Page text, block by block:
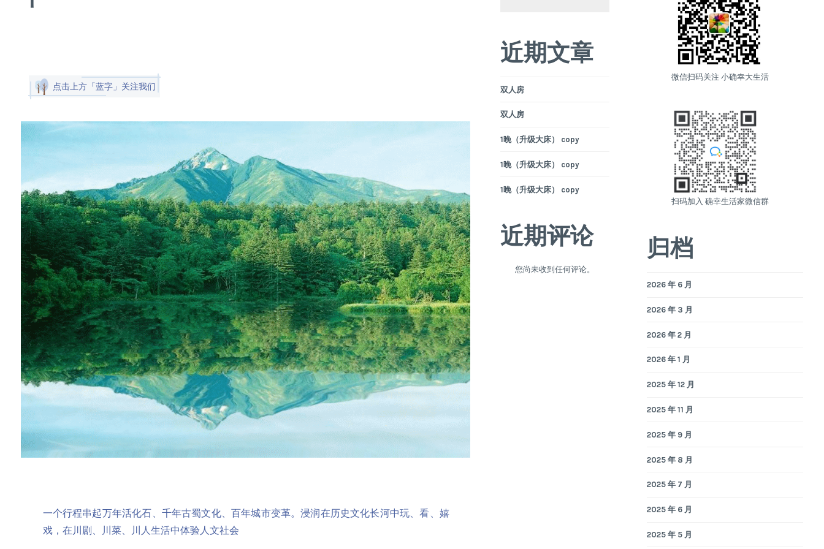
点击上方「蓝字」关注我们
一个行程串起万年活化石、千年古蜀文化、百年城市变革。浸润在历史文化长河中玩、看、嬉
戏，在川剧、川菜、川人生活中体验人文社会
近期文章
双人房
双人房
1晚（升级大床） copy
1晚（升级大床） copy
1晚（升级大床） copy
近期评论
您尚未收到任何评论。
微信扫码关注 小确幸大生活
扫码加入 确幸生活家微信群
归档
2026 年 6 月
2026 年 3 月
2026 年 2 月
2026 年 1 月
2025 年 12 月
2025 年 11 月
2025 年 9 月
2025 年 8 月
2025 年 7 月
2025 年 6 月
2025 年 5 月